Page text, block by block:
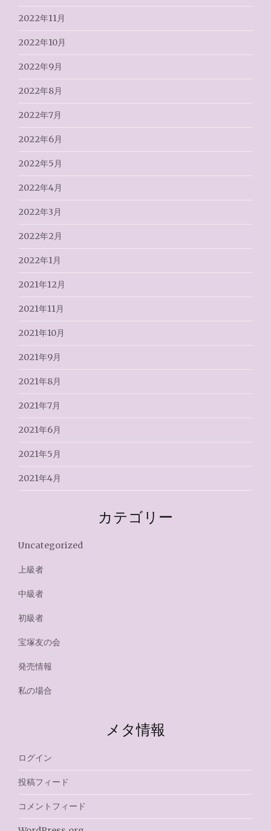
2022年11月
2022年10月
2022年9月
2022年8月
2022年7月
2022年6月
2022年5月
2022年4月
2022年3月
2022年2月
2022年1月
2021年12月
2021年11月
2021年10月
2021年9月
2021年8月
2021年7月
2021年6月
2021年5月
2021年4月
カテゴリー
Uncategorized
上級者
中級者
初級者
宝塚友の会
発売情報
私の場合
メタ情報
ログイン
投稿フィード
コメントフィード